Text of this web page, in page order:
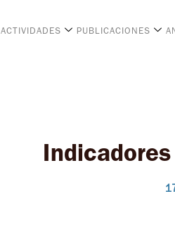
ACTIVIDADES PUBLICACIONES